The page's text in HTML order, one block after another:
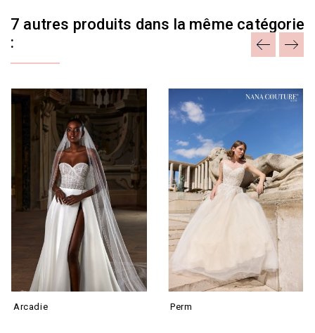
7 autres produits dans la même catégorie
:
Arcadie Perm